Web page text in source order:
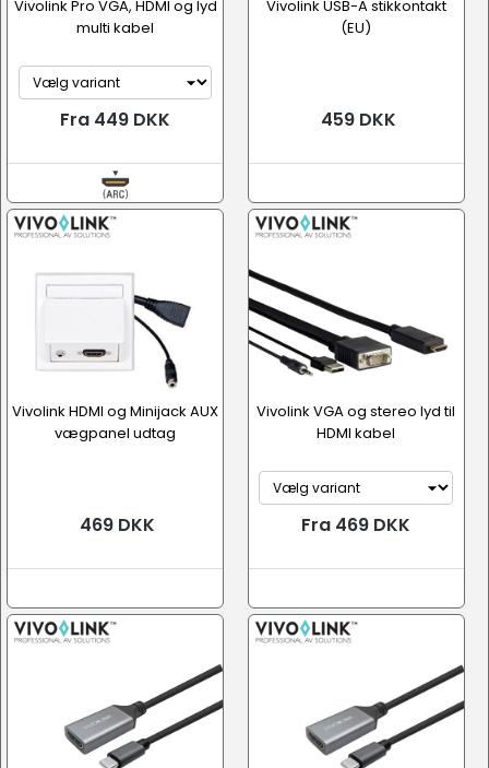
Vivolink Pro VGA, HDMI og lyd
multi kabel
Fra 449 DKK
Vivolink USB-A stikkontakt
(EU)
459 DKK
Vivolink HDMI og Minijack AUX
vægpanel udtag
469 DKK
Vivolink VGA og stereo lyd til
HDMI kabel
Fra 469 DKK